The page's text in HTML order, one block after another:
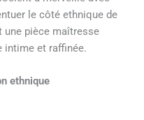
le côté ethnique de
une pièce maîtresse
intime et raffinée.
ethnique